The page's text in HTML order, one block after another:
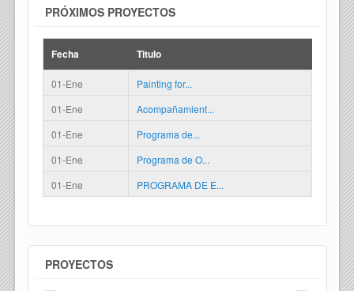
PRÓXIMOS PROYECTOS
Fecha Titulo
01-Ene
Painting for...
01-Ene
Acompañamient...
01-Ene
Programa de...
01-Ene
Programa de O...
01-Ene
PROGRAMA DE E...
PROYECTOS